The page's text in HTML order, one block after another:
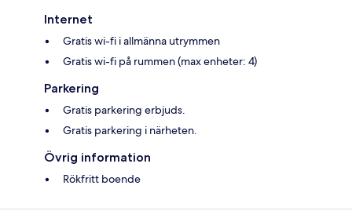
Internet
Gratis wi-fi i allmänna utrymmen
Gratis wi-fi på rummen (max enheter: 4)
Parkering
Gratis parkering erbjuds.
Gratis parkering i närheten.
Övrig information
Rökfritt boende